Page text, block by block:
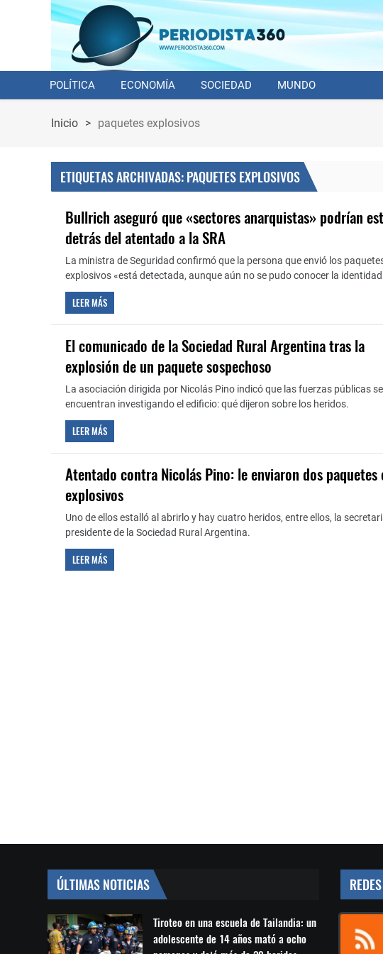
POLÍTICA ECONOMÍA SOCIEDAD MUNDO
Inicio > paquetes explosivos
ETIQUETAS ARCHIVADAS: PAQUETES EXPLOSIVOS
Bullrich aseguró que «sectores anarquistas» podrían
detrás del atentado a la SRA
La ministra de Seguridad confirmó que la persona que envió los
explosivos «está detectada, aunque aún no se pudo conocer la
LEER MÁS
El comunicado de la Sociedad Rural Argentina tras la
explosión de un paquete sospechoso
La asociación dirigida por Nicolás Pino indicó que las fuerzas públicas se
encuentran investigando el edificio: qué dijeron sobre los heridos.
LEER MÁS
Atentado contra Nicolás Pino: le enviaron dos paquetes
explosivos
Uno de ellos estalló al abrirlo y hay cuatro heridos, entre ellos, la
presidente de la Sociedad Rural Argentina.
LEER MÁS
ÚLTIMAS NOTICIAS
Tiroteo en una escuela de Tailandia: un
adolescente de 14 años mató a ocho